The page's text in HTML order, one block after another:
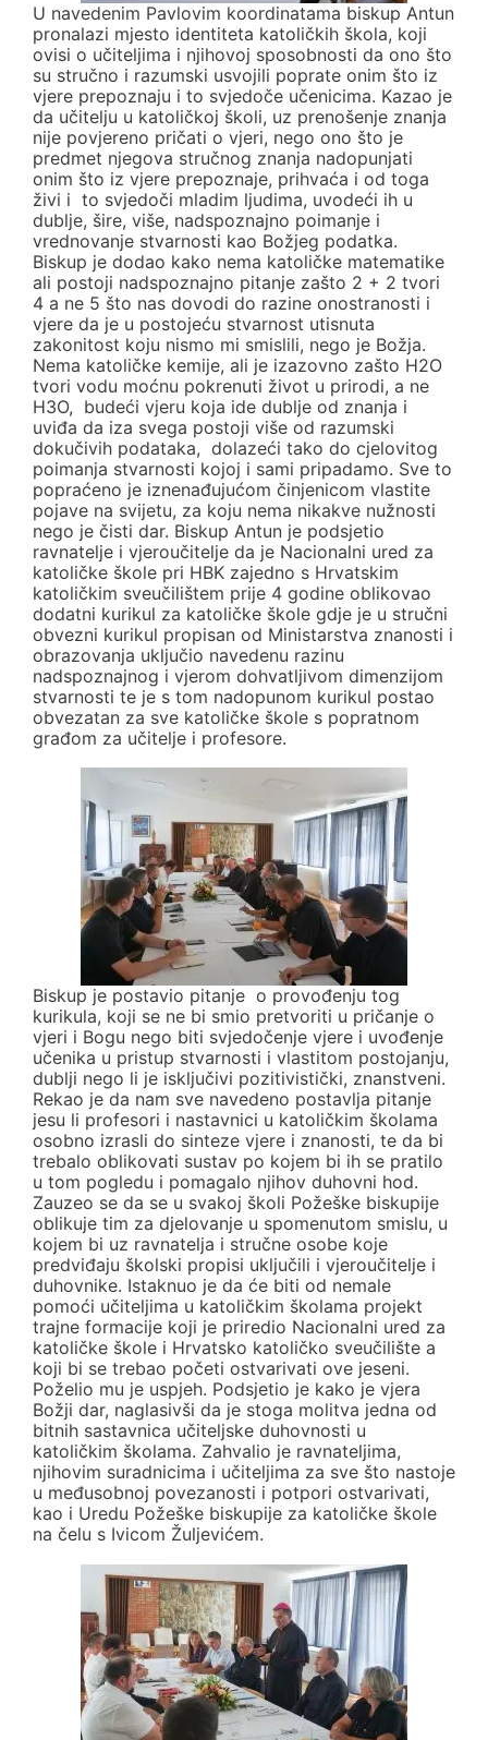
U navedenim Pavlovim koordinatama biskup Antun
pronalazi mjesto identiteta katoličkih škola, koji
ovisi o učiteljima i njihovoj sposobnosti da ono što
su stručno i razumski usvojili poprate onim što iz
vjere prepoznaju i to svjedoče učenicima. Kazao je
da učitelju u katoličkoj školi, uz prenošenje znanja
nije povjereno pričati o vjeri, nego ono što je
predmet njegova stručnog znanja nadopunjati
onim što iz vjere prepoznaje, prihvaća i od toga
živi i to svjedoči mladim ljudima, uvodeći ih u
dublje, šire, više, nadspoznajno poimanje i
vrednovanje stvarnosti kao Božjeg podatka.
Biskup je dodao kako nema katoličke matematike
ali postoji nadspoznajno pitanje zašto 2 + 2 tvori
4 a ne 5 što nas dovodi do razine onostranosti i
vjere da je u postojeću stvarnost utisnuta
zakonitost koju nismo mi smislili, nego je Božja.
Nema katoličke kemije, ali je izazovno zašto H2O
tvori vodu moćnu pokrenuti život u prirodi, a ne
H3O, budeći vjeru koja ide dublje od znanja i
uviđa da iza svega postoji više od razumski
dokučivih podataka, dolazeći tako do cjelovitog
poimanja stvarnosti kojoj i sami pripadamo. Sve to
popraćeno je iznenađujućom činjenicom vlastite
pojave na svijetu, za koju nema nikakve nužnosti
nego je čisti dar. Biskup Antun je podsjetio
ravnatelje i vjeroučitelje da je Nacionalni ured za
katoličke škole pri HBK zajedno s Hrvatskim
katoličkim sveučilištem prije 4 godine oblikovao
dodatni kurikul za katoličke škole gdje je u stručni
obvezni kurikul propisan od Ministarstva znanosti i
obrazovanja uključio navedenu razinu
nadspoznajnog i vjerom dohvatljivom dimenzijom
stvarnosti te je s tom nadopunom kurikul postao
obvezatan za sve katoličke škole s popratnom
građom za učitelje i profesore.
Biskup je postavio pitanje o provođenju tog
kurikula, koji se ne bi smio pretvoriti u pričanje o
vjeri i Bogu nego biti svjedočenje vjere i uvođenje
učenika u pristup stvarnosti i vlastitom postojanju,
dublji nego li je isključivi pozitivistički, znanstveni.
Rekao je da nam sve navedeno postavlja pitanje
jesu li profesori i nastavnici u katoličkim školama
osobno izrasli do sinteze vjere i znanosti, te da bi
trebalo oblikovati sustav po kojem bi ih se pratilo
u tom pogledu i pomagalo njihov duhovni hod.
Zauzeo se da se u svakoj školi Požeške biskupije
oblikuje tim za djelovanje u spomenutom smislu, u
kojem bi uz ravnatelja i stručne osobe koje
predviđaju školski propisi uključili i vjeroučitelje i
duhovnike. Istaknuo je da će biti od nemale
pomoći učiteljima u katoličkim školama projekt
trajne formacije koji je priredio Nacionalni ured za
katoličke škole i Hrvatsko katoličko sveučilište a
koji bi se trebao početi ostvarivati ove jeseni.
Poželio mu je uspjeh. Podsjetio je kako je vjera
Božji dar, naglasivši da je stoga molitva jedna od
bitnih sastavnica učiteljske duhovnosti u
katoličkim školama. Zahvalio je ravnateljima,
njihovim suradnicima i učiteljima za sve što nastoje
u međusobnoj povezanosti i potpori ostvarivati,
kao i Uredu Požeške biskupije za katoličke škole
na čelu s Ivicom Žuljevićem.